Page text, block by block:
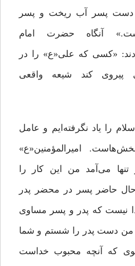
دست پسر آب ریخت و پسر
آنگاه حضرت امام
«کسى که على«ع» را در
پیروى کند شیعه‌ واقعى
را یاد نگرفته‌ایم و عامل
امیرالمؤمنین«ع»
می‌آمد من این کار را
حال حاضر پسر در محضر پدر
نیست که پدر و پسر مساوی
من دست پدر را شستم و شما
که آنچه محبوب خداست